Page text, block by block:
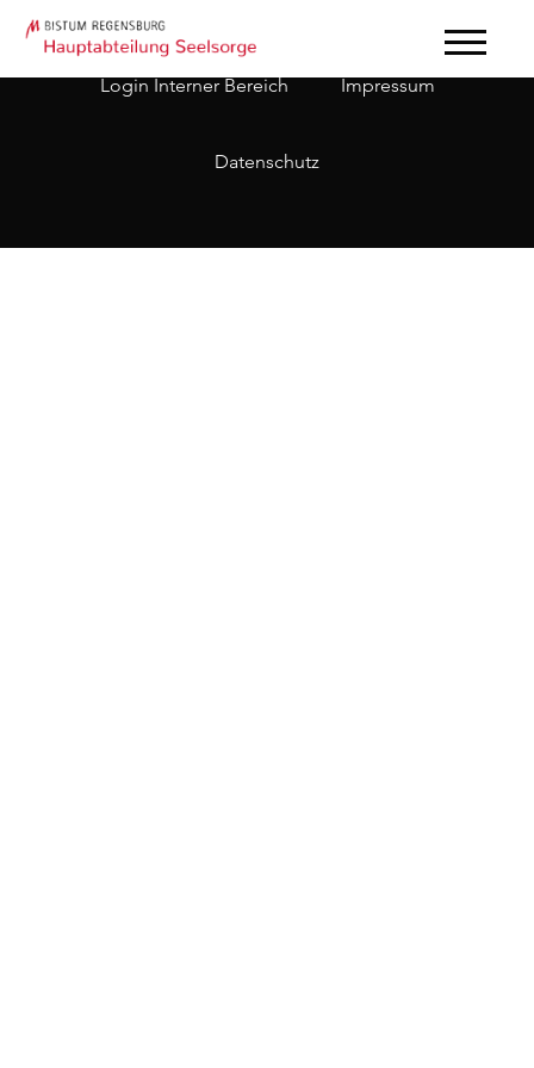
Login Interner Bereich Impressum
Datenschutz